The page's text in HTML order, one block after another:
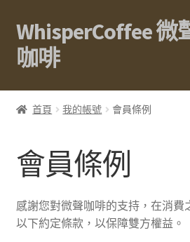
跳
至
導
跳
至
主
容
WhisperCoffee 微
咖啡
關於我們
濾掛咖啡
周邊器材
首頁 我的帳號 會員條例
會員條例
感謝您對微聲咖啡的支持，在消費
以下約定條款，以保障雙方權益。